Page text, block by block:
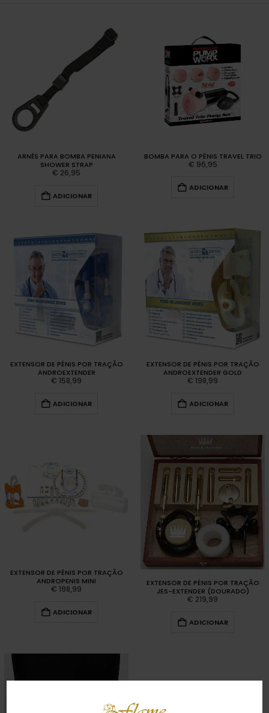
ARNÊS PARA BOMBA PENIANA
SHOWER STRAP
€ 26,95
ADICIONAR
BOMBA PARA O PÉNIS TRAVEL TRIO
€ 96,95
ADICIONAR
EXTENSOR DE PÉNIS POR TRAÇÃO
ANDROEXTENDER
€ 158,99
ADICIONAR
EXTENSOR DE PÉNIS POR TRAÇÃO
ANDROEXTENDER GOLD
€ 198,99
ADICIONAR
EXTENSOR DE PÉNIS POR TRAÇÃO
ANDROPENIS MINI
€ 198,99
ADICIONAR
EXTENSOR DE PÉNIS POR TRAÇÃO
JES-EXTENDER (DOURADO)
€ 219,99
ADICIONAR